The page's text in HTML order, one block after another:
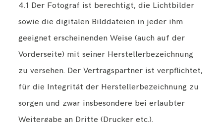
4.1 Der Fotograf ist berechtigt, die Lichtbilder
sowie die digitalen Bilddateien in jeder ihm
geeignet erscheinenden Weise (auch auf der
Vorderseite) mit seiner Herstellerbezeichnung
zu versehen. Der Vertragspartner ist verpflichtet,
für die Integrität der Herstellerbezeichnung zu
sorgen und zwar insbesondere bei erlaubter
Weitergabe an Dritte (Drucker etc.).